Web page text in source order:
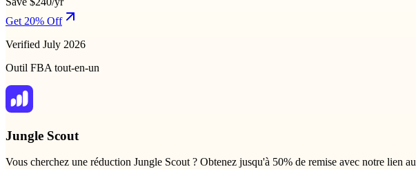
Get 20% Off
Verified July 2026
Outil FBA tout-en-un
Jungle Scout
Vous cherchez une réduction Jungle Scout ? Obtenez jusqu'à 50% de remise avec notre lien